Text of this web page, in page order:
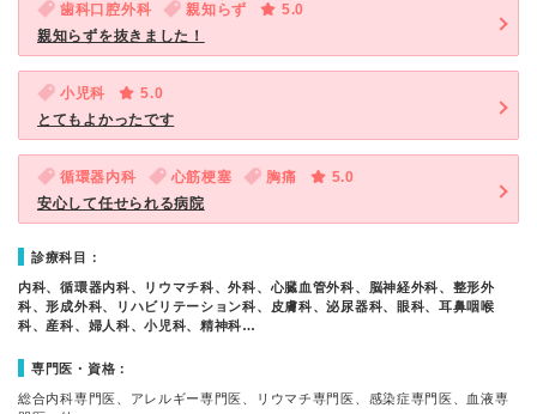
歯科口腔外科 親知らず
5.0
親知らずを抜きました！
小児科
5.0
とてもよかったです
循環器内科 心筋梗塞 胸痛
5.0
安心して任せられる病院
診療科目：
内科、循環器内科、リウマチ科、外科、心臓血管外科、脳神経外科、整形外
科、形成外科、リハビリテーション科、皮膚科、泌尿器科、眼科、耳鼻咽喉
科、産科、婦人科、小児科、精神科…
専門医・資格：
総合内科専門医、アレルギー専門医、リウマチ専門医、感染症専門医、血液専